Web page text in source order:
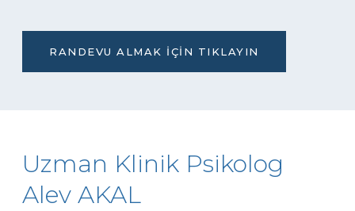
RANDEVU ALMAK İÇIN TIKLAYIN
Uzman Klinik Psikolog
Alev AKAL